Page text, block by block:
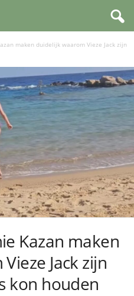
maken duidelijk waarom Vieze Jack zijn
Kazan maken
Jack zijn
kon houden